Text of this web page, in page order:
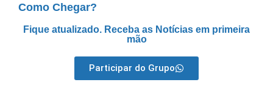
Como Chegar?
Fique atualizado. Receba as Notícias em primeira
mão
Participar do Grupo